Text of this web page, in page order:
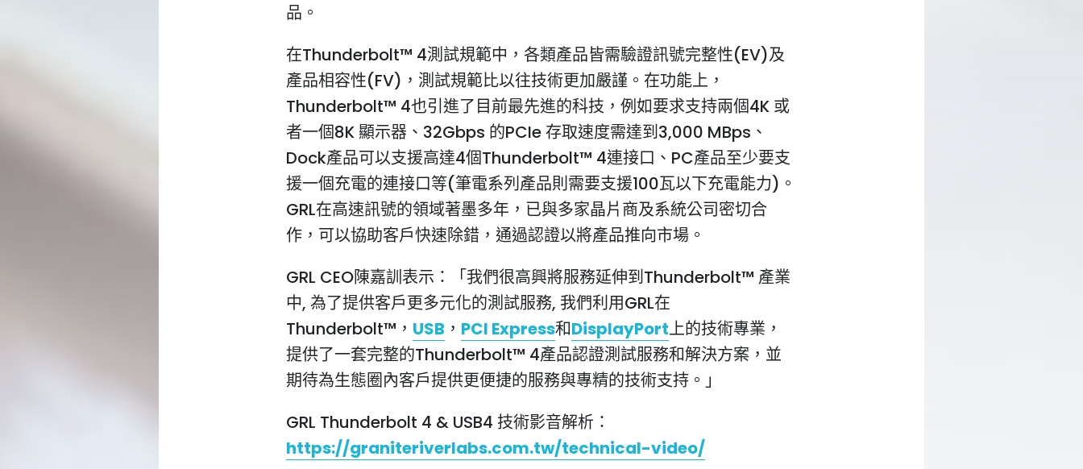
品。
在Thunderbolt™ 4測試規範中，各類產品皆需驗證訊號完整性(EV)及
產品相容性(FV)，測試規範比以往技術更加嚴謹。在功能上，
Thunderbolt™ 4也引進了目前最先進的科技，例如要求支持兩個4K 或
者一個8K 顯示器、32Gbps 的PCIe 存取速度需達到3,000 MBps、
Dock產品可以支援高達4個Thunderbolt™ 4連接口、PC產品至少要支
援一個充電的連接口等(筆電系列產品則需要支援100瓦以下充電能力)。
GRL在高速訊號的領域著墨多年，已與多家晶片商及系統公司密切合
作，可以協助客戶快速除錯，通過認證以將產品推向市場。
GRL CEO陳嘉訓表示：「我們很高興將服務延伸到Thunderbolt™ 產業
中, 為了提供客戶更多元化的測試服務, 我們利用GRL在
Thunderbolt™， USB ， PCI Express和DisplayPort上的技術專業，
提供了一套完整的Thunderbolt™ 4產品認證測試服務和解決方案，並
期待為生態圈內客戶提供更便捷的服務與專精的技術支持。」
GRL Thunderbolt 4 & USB4 技術影音解析：
https://graniteriverlabs.com.tw/technical-video/